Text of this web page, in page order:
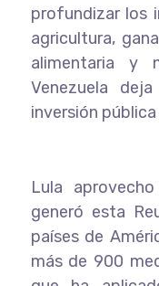
profundizar los
agricultura,
alimentaria y
Venezuela
inversión
Lula
generó esta
países de
más de 900